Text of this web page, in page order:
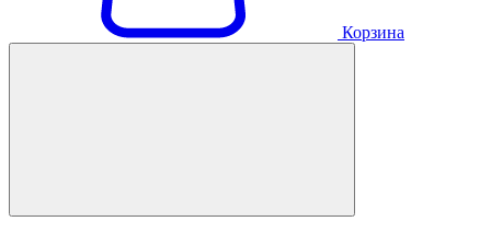
Корзина